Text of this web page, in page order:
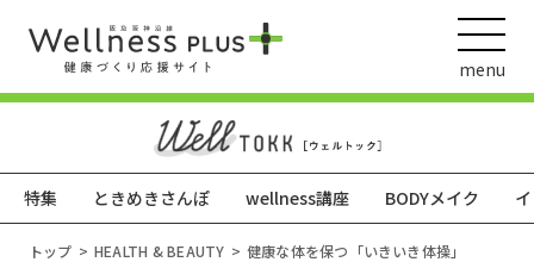
menu
特集 ときめきさんぽ wellness講座 BODYメイク
トップ HEALTH & BEAUTY 健康な体を保つ「いきいき体操」
ウェルネス動画